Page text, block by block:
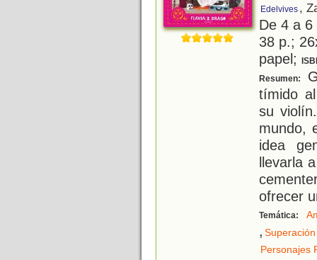
Edelvives ,
De 4 a
38 p.;
papel;
Resumen:
tímido
su
mundo,
idea
llevarla
ofrecer
Temática:
, Superación
Personajes